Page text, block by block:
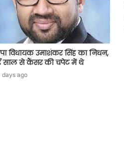
विधायक उमाशंकर सिंह का निधन,
साल से कैंसर की चपेट में थे
days ago